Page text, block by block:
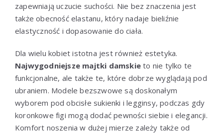
zapewniają uczucie suchości. Nie bez znaczenia jest
także obecność elastanu, który nadaje bieliźnie
elastyczność i dopasowanie do ciała.
Dla wielu kobiet istotna jest również estetyka.
Najwygodniejsze majtki damskie to nie tylko te
funkcjonalne, ale także te, które dobrze wyglądają pod
ubraniem. Modele bezszwowe są doskonałym
wyborem pod obcisłe sukienki i legginsy, podczas gdy
koronkowe figi mogą dodać pewności siebie i elegancji.
Komfort noszenia w dużej mierze zależy także od